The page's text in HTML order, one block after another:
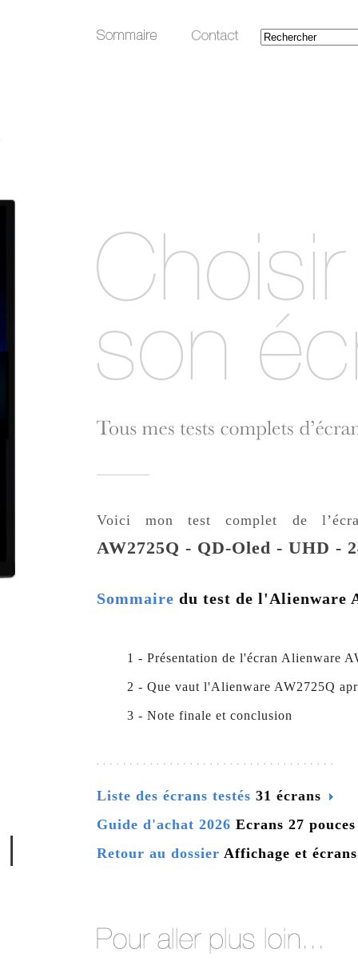
Voici mon test complet de
AW2725Q - QD-Oled - UHD -
Sommaire du test de l'Alienware
1 - Présentation de l'écran Alienware
2 - Que vaut l'Alienware AW2725Q
3 - Note finale et conclusion
Liste des écrans testés 31 écrans
Guide d'achat 2026 Ecrans 27 pouces
Retour au dossier Affichage et